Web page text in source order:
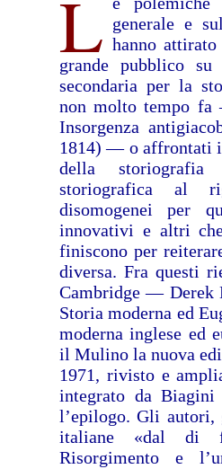
L generale e
hanno
grande pubblico su
secondaria per la
non molto tempo
Insorgenza
1814) — o affrontati
della storiografia
storiografica al
disomogenei per
innovativi e altri
finiscono per
diversa. Fra questi
Cambridge — Derek
Storia moderna ed
moderna inglese ed
il Mulino la nuova
1971, rivisto e
integrato da
l’epilogo. Gli autori,
italiane «dal di
Risorgimento e